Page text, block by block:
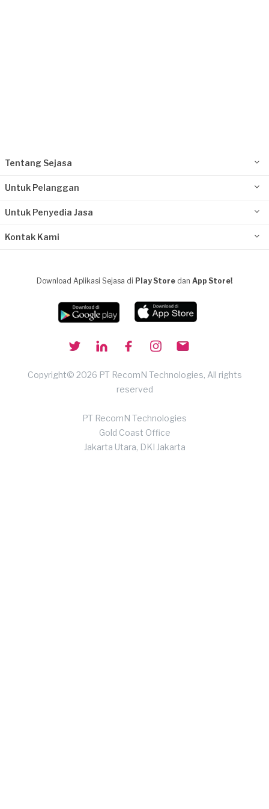
Tentang Sejasa
Untuk Pelanggan
Untuk Penyedia Jasa
Kontak Kami
Download Aplikasi Sejasa di Play Store dan App Store!
Copyright© 2026 PT RecomN Technologies, All rights
reserved
PT RecomN Technologies
Gold Coast Office
Jakarta Utara, DKI Jakarta